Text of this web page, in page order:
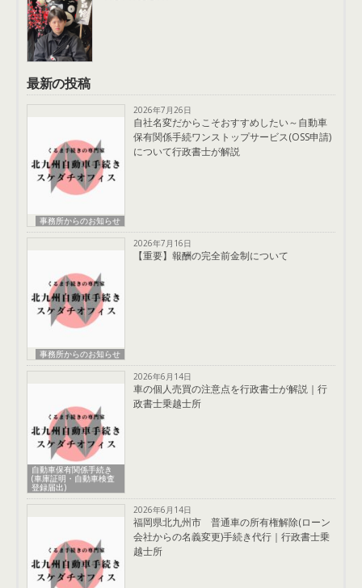
最新の投稿
事務所からのお知らせ
2026年7月26日
自社名変だからこそおすすめしたい～自動車
保有関係手続ワンストップサービス(OSS申請)
について行政書士が解説
事務所からのお知らせ
2026年7月16日
【重要】報酬の完全前金制について
自動車保有関係手続き
(車庫証明・自動車検査
登録届出)
2026年6月14日
車の個人売買の注意点を行政書士が解説｜行
政書士乗越士所
2026年6月14日
福岡県北九州市 普通車の所有権解除(ローン
会社からの名義変更)手続き代行｜行政書士乗
越士所